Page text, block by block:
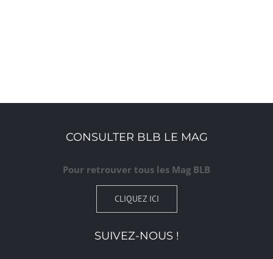
CONSULTER BLB LE MAG
Pour retrouver tous les Mag BLB
CLIQUEZ ICI
SUIVEZ-NOUS !